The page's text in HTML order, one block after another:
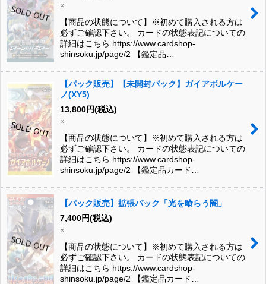
×
【商品の状態について】※初めて購入される方は
必ずご確認下さい。 カードの状態表記についての
詳細はこちら https://www.cardshop-
shinsoku.jp/page/2 【鑑定品…
【パック販売】【未開封パック】ガイアボルケー
ノ(XY5)
13,800円(税込)
×
【商品の状態について】※初めて購入される方は
必ずご確認下さい。 カードの状態表記についての
詳細はこちら https://www.cardshop-
shinsoku.jp/page/2 【鑑定品カード…
【パック販売】拡張パック「光を喰らう闇」
7,400円(税込)
×
【商品の状態について】※初めて購入される方は
必ずご確認下さい。 カードの状態表記についての
詳細はこちら https://www.cardshop-
shinsoku.jp/page/2 【鑑定品カード…